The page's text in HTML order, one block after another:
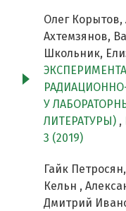
Олег Корытов,
Ахтемзянов,
Школьник,
У
ЛИТЕРАТУРЫ) ,
3 (2019)
Гайк
Кельн ,
Дмитрий